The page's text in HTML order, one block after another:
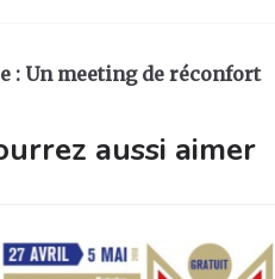
e
n
g
: Un meeting de réconfort
aussi aimer